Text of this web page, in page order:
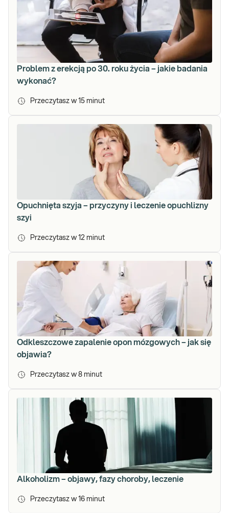
Problem z erekcją po 30. roku życia – jakie badania
wykonać?
Przeczytasz w 15 minut
Opuchnięta szyja – przyczyny i leczenie opuchlizny
szyi
Przeczytasz w 12 minut
Odkleszczowe zapalenie opon mózgowych – jak się
objawia?
Przeczytasz w 8 minut
Alkoholizm – objawy, fazy choroby, leczenie
Przeczytasz w 16 minut